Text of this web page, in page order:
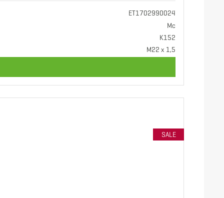
ET1702990024
Mc
K152
M22 x 1,5
SALE